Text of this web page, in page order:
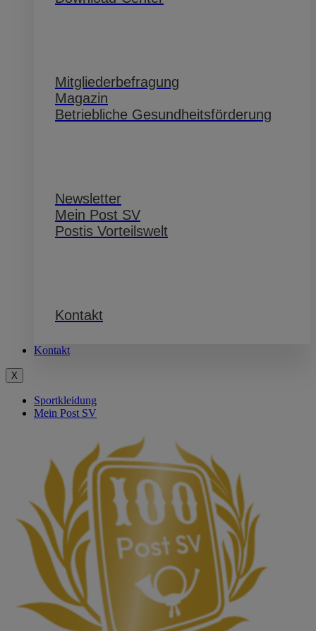
Mitgliederbefragung
Magazin
Betriebliche Gesundheitsförderung
Newsletter
Mein Post SV
Postis Vorteilswelt
Kontakt
Kontakt
X
Sportkleidung
Mein Post SV